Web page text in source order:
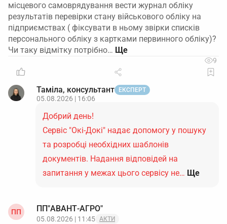
місцевого самоврядування вести журнал обліку
результатів перевірки стану військового обліку на
підприємствах ( фіксувати в ньому звірки списків
персонального обліку з картками первинного обліку)?
Чи таку відмітку потрібно…
9
Таміла, консультант ЕКСПЕРТ
05.08.2026 | 16:06
Добрий день!
Сервіс "Окі-Докі" надає допомогу у пошуку
та розробці необхідних шаблонів
документів. Надання відповідей на
запитання у межах цього сервісу не… Ще
ПП ПП"АВАНТ-АГРО"
05.08.2026 | 11:45 АКТИ